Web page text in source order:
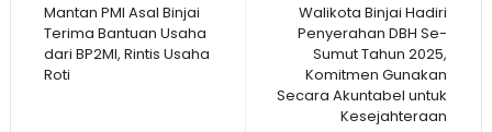
Walikota Binjai Hadiri
Penyerahan DBH Se-
Sumut Tahun 2025,
Komitmen Gunakan
Secara Akuntabel untuk
Kesejahteraan
Mantan PMI Asal Binjai
Terima Bantuan Usaha
dari BP2MI, Rintis Usaha
Roti